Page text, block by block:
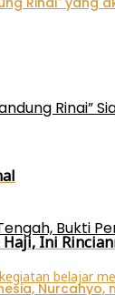
Rinai”
Bukti
Haji, Ini